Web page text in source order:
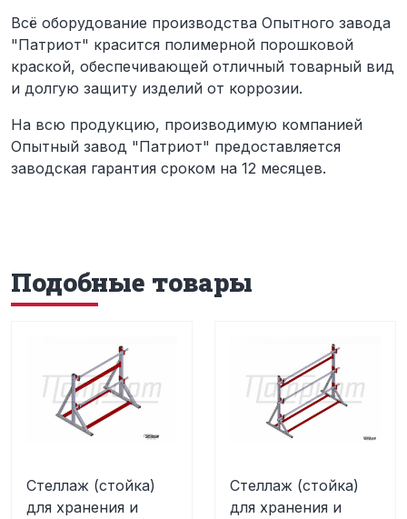
Всё оборудование производства Опытного завода
"Патриот" красится полимерной порошковой
краской, обеспечивающей отличный товарный вид
и долгую защиту изделий от коррозии.
На всю продукцию, производимую компанией
Опытный завод "Патриот" предоставляется
заводская гарантия сроком на 12 месяцев.
Подобные товары
Стеллаж (стойка)
для хранения и
Стеллаж (стойка)
для хранения и